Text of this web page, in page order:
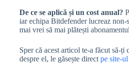
De ce se aplică și un cost anual?
iar echipa Bitdefender lucreaz non-
mai vrei să mai plătești
Sper că acest articol te-a făcut să-
despre el, le găsește direct pe site-